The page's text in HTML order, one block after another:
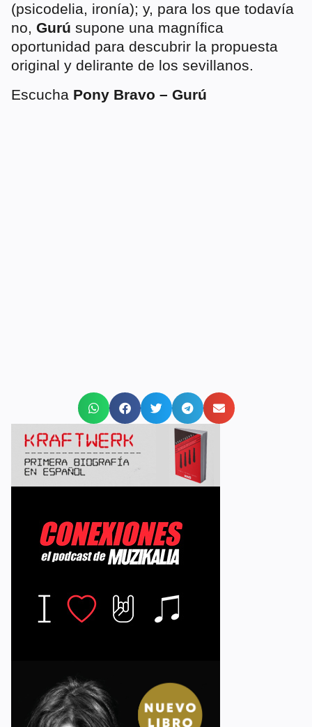
(psicodelia, ironía); y, para los que todavía
no, Gurú supone una magnífica
oportunidad para descubrir la propuesta
original y delirante de los sevillanos.
Escucha Pony Bravo – Gurú